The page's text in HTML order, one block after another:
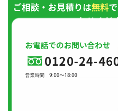
ご相談・お見積りは無料
わせくだ
お電話でのお問い合わせ
0120-24-
営業時間
9:00〜18:00